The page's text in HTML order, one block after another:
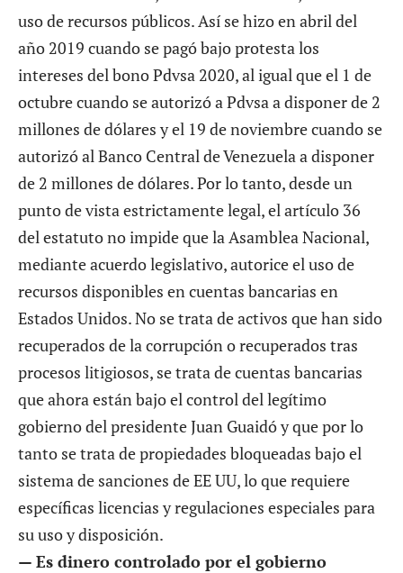
uso de recursos públicos. Así se hizo en abril del
año 2019 cuando se pagó bajo protesta los
intereses del bono Pdvsa 2020, al igual que el 1 de
octubre cuando se autorizó a Pdvsa a disponer de 2
millones de dólares y el 19 de noviembre cuando se
autorizó al Banco Central de Venezuela a disponer
de 2 millones de dólares. Por lo tanto, desde un
punto de vista estrictamente legal, el artículo 36
del estatuto no impide que la Asamblea Nacional,
mediante acuerdo legislativo, autorice el uso de
recursos disponibles en cuentas bancarias en
Estados Unidos. No se trata de activos que han sido
recuperados de la corrupción o recuperados tras
procesos litigiosos, se trata de cuentas bancarias
que ahora están bajo el control del legítimo
gobierno del presidente Juan Guaidó y que por lo
tanto se trata de propiedades bloqueadas bajo el
sistema de sanciones de EE UU, lo que requiere
específicas licencias y regulaciones especiales para
su uso y disposición.
— Es dinero controlado por el gobierno